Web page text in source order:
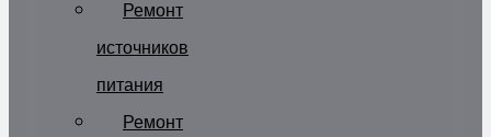
Ремонт
источников
питания
Ремонт